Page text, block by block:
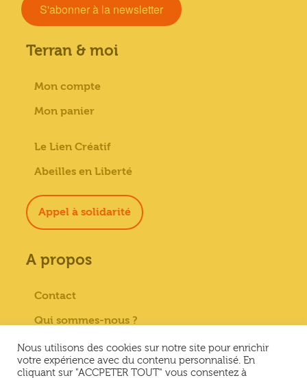
S'abonner à la newsletter
Terran & moi
Mon compte
Mon panier
Le Lien Créatif
Abeilles en Liberté
Appel à solidarité
A propos
Contact
Qui sommes-nous ?
Paiement sécurisé
Mentions Légales
Nous utilisons des cookies sur notre site pour enrichir
votre expérience avec du contenu personnalisé. En
cliquant sur "ACCPETER TOUT" vous consentez à